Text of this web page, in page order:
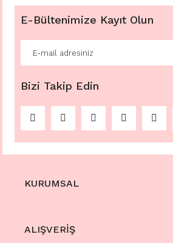
E-Bültenimize Kayıt Olun
Bizi Takip Edin
KURUMSAL
ALIŞVERİŞ